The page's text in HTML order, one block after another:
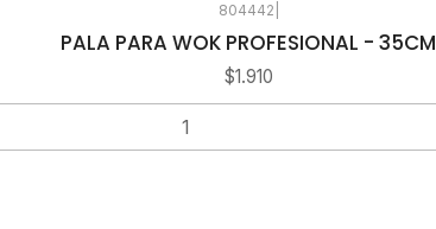
804442
PALA PARA WOK PROFESIONAL - 35CM
$1.910